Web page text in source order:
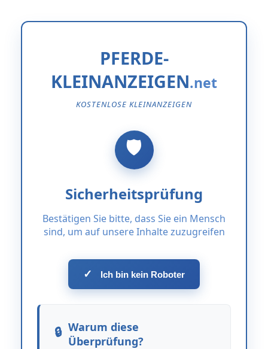
PFERDE-
KLEINANZEIGEN
KOSTENLOSE KLEINANZEIGEN
Sicherheitsprüfung
Bestätigen Sie bitte, dass Sie ein Mensch
sind, um auf unsere Inhalte zuzugreifen
✓ Ich bin kein Roboter
Warum diese
Überprüfung?